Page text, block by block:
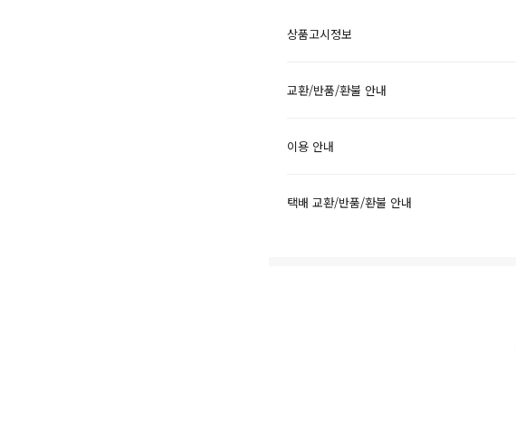
상품고시정보
교환/반품/환불 안내
이용 안내
택배 교환/반품/환불 안내